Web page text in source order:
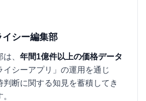
シー編集部
、 年間1億件以上の価格データ
イシーアプリ」の運用を通じ
判断に関する知見を蓄積してき